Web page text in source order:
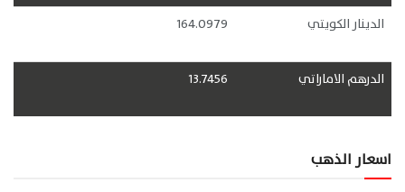
الدينار الكويتي
164.0979
الدرهم الاماراتي 13.7456
اسعار الذهب